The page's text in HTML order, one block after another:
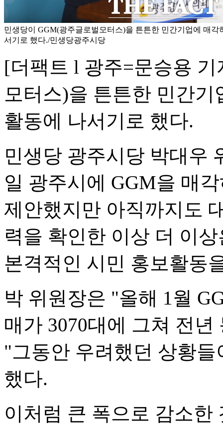
민생당이 GGM(광주글로벌모터스)을 튼튼한 민간기업에 매각
서기로 했다./민생당광주시당
[더팩트 l 광주=문승용
모터스)을 튼튼한 민간
활동에 나서기로 했다.
민생당 광주시당 박대우
일 광주시에 GGM을 매
제안했지만 아직까지도
력을 확인한 이상 더 이
본격적인 시민 홍보활동
박 위원장은 "올해 1월
매가 3070대에 그쳐 전
"그동안 우려했던 상황
했다.
이처럼 큰 폭으로 감소한